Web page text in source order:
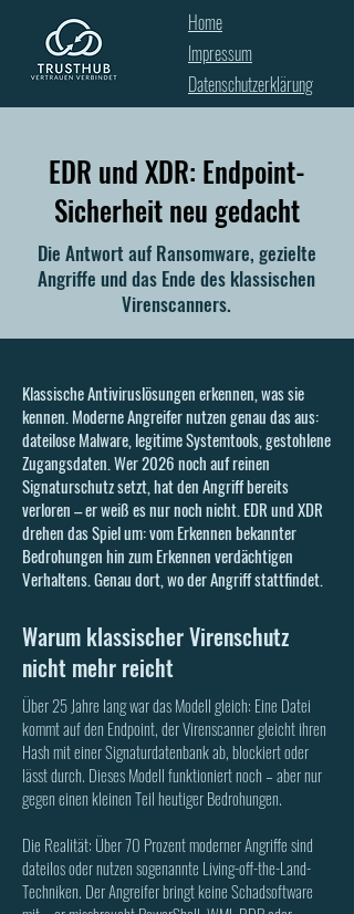
Home
Impressum
Datenschutzerklärung
EDR und XDR: Endpoint-
Sicherheit neu gedacht
Die Antwort auf Ransomware, gezielte
Angriffe und das Ende des klassischen
Virenscanners.
Klassische Antiviruslösungen erkennen, was sie
kennen. Moderne Angreifer nutzen genau das aus:
dateilose Malware, legitime Systemtools, gestohlene
Zugangsdaten. Wer 2026 noch auf reinen
Signaturschutz setzt, hat den Angriff bereits
verloren – er weiß es nur noch nicht. EDR und XDR
drehen das Spiel um: vom Erkennen bekannter
Bedrohungen hin zum Erkennen verdächtigen
Verhaltens. Genau dort, wo der Angriff stattfindet.
Warum klassischer Virenschutz
nicht mehr reicht
​Über 25 Jahre lang war das Modell gleich: Eine Datei
kommt auf den Endpoint, der Virenscanner gleicht ihren
Hash mit einer Signaturdatenbank ab, blockiert oder
lässt durch. Dieses Modell funktioniert noch – aber nur
gegen einen kleinen Teil heutiger Bedrohungen.
Die Realität: Über 70 Prozent moderner Angriffe sind
dateilos oder nutzen sogenannte Living-off-the-Land-
Techniken. Der Angreifer bringt keine Schadsoftware